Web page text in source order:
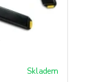
Skladem